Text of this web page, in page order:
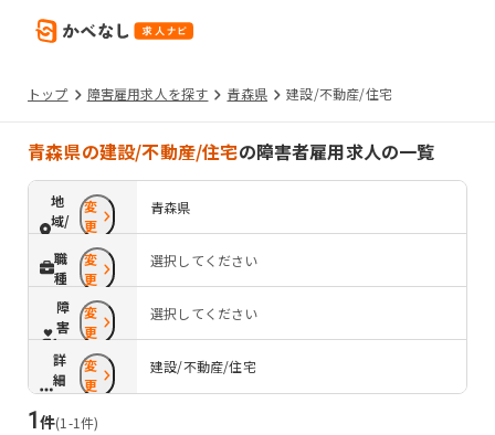
トップ 障害雇用求人を探す 青森県 建設/不動産/住宅
青森県の建設/不動産/住宅の障害者雇用求人の一覧
地
域/
路
線
変
更
青森県
職
種
変
更
選択してください
障
害
配
慮
変
更
選択してください
詳
細
条
件
変
更
建設/不動産/住宅
1件(1 -1件)